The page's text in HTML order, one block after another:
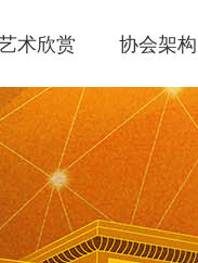
术欣赏 协会架构